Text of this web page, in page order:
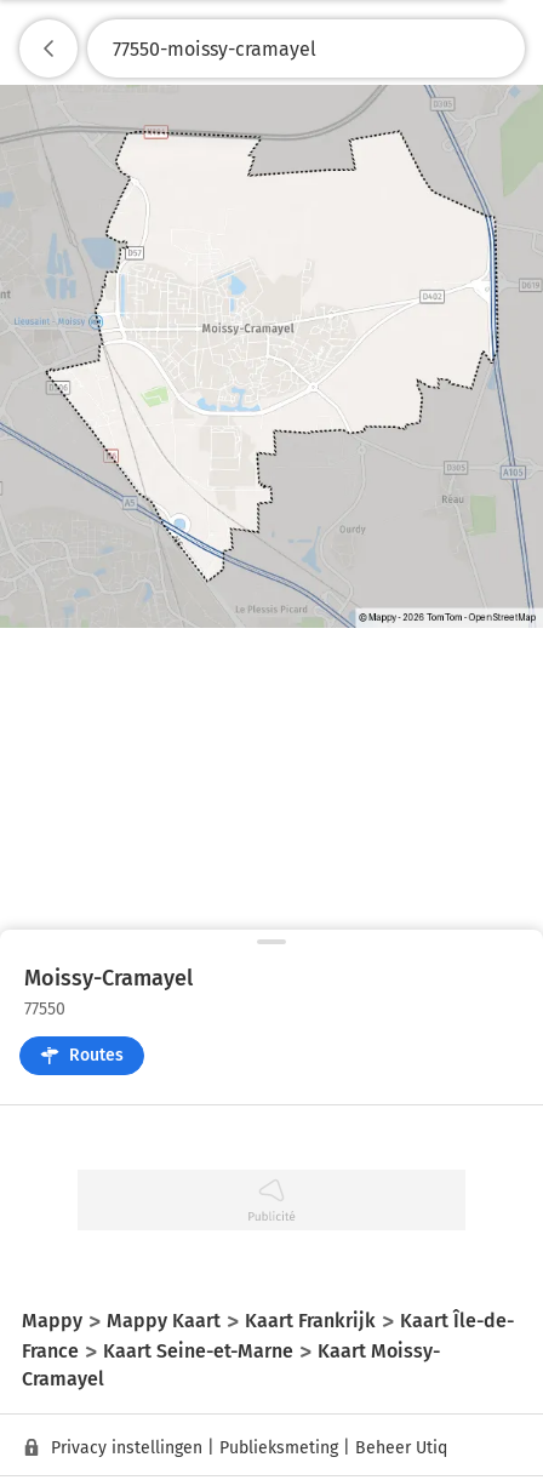
Moissy-Cramayel
77550
Routes
Mappy Mappy Kaart Kaart Frankrijk
Kaart Île-de-
France
Kaart Seine-et-Marne
Kaart Moissy-
Cramayel
Privacy instellingen Publieksmeting| Beheer Utiq